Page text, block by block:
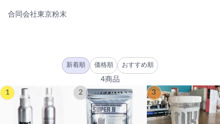
合同会社東京粉末
新着順 価格順 おすすめ順
4商品
1
2 3